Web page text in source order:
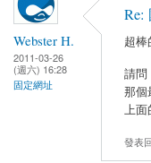
Webster H.
2011-03-26
(週六) 16:28
固定網址
Re:
超棒
請問
那個
上面
發表